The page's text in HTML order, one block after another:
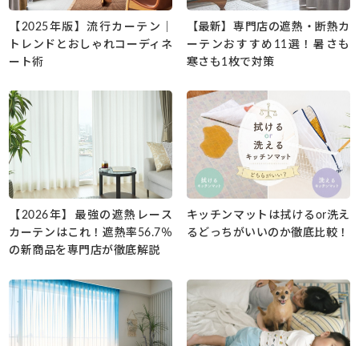
【2025年版】流行カーテン｜
トレンドとおしゃれコーディネ
ート術
【最新】専門店の遮熱・断熱カ
ーテンおすすめ11選！暑さも
寒さも1枚で対策
【2026年】最強の遮熱レース
カーテンはこれ！遮熱率56.7％
の新商品を専門店が徹底解説
キッチンマットは拭けるor洗え
るどっちがいいのか徹底比較！